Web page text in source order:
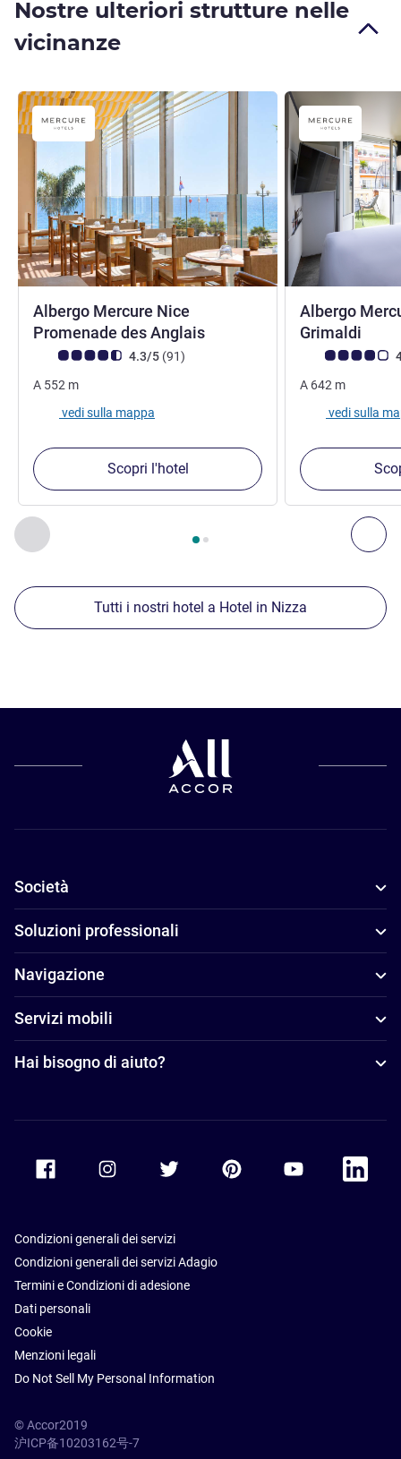
Nostre ulteriori strutture nelle
vicinanze
Precedente - Nostre ulteriori strutture nelle vicinanze
Pagina , Nostre ulteriori strutture nelle vicinanze 1 :,
Albergo Mercure Nice
Promenade des Anglais
Giudizio clienti (Valutazione ALL)
4.3/5 (91recensioni
)
A 552 m
vedi sulla mappa
Scopri l'hotel
Albergo
Grimaldi
Giudizio clienti
A 642 m
vedi sulla
Tutti i nostri hotel a Hotel in Nizza
Società
Soluzioni professionali
Navigazione
Servizi mobili
Hai bisogno di aiuto?
Accor Facebook Accor TwitterAccor PinterestAccor Youtube
Accor
Condizioni generali dei servizi
Condizioni generali dei servizi Adagio
Termini e Condizioni di adesione
Dati personali
Cookie
Menzioni legali
Do Not Sell My Personal Information
© Accor2019
沪ICP备10203162号-7